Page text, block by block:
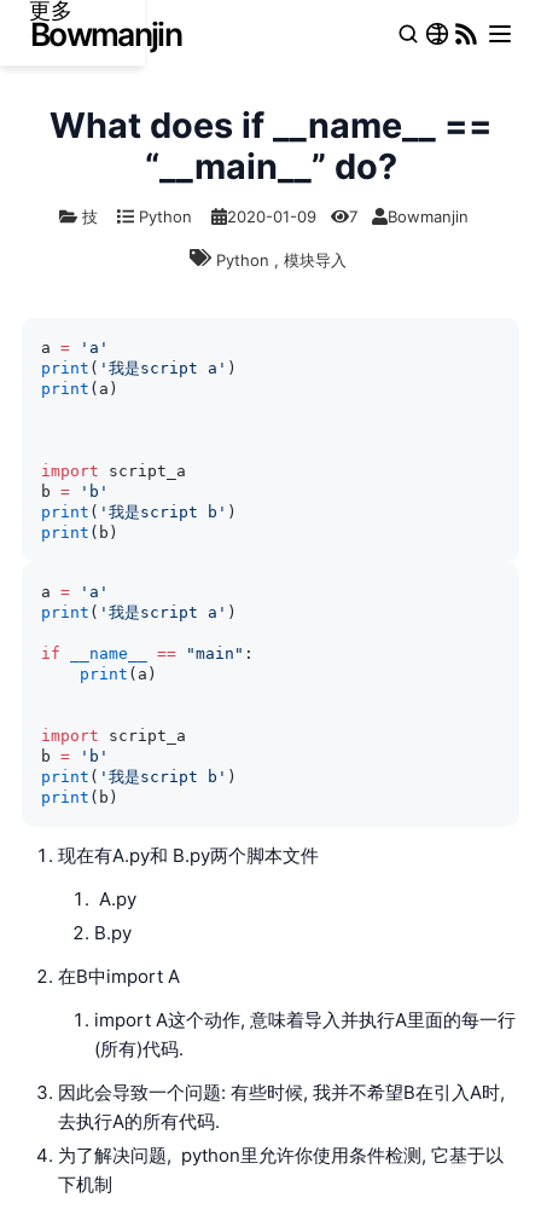
更多
What does if __name__ ==
“__main__” do?
技
Python , 模块导入
Python 2020-01-09 7 Bowmanjin
a = 'a'
print ( '我是script a' )
print (a)
import script_a
b = 'b'
print ( '我是script b' )
print (b)
a = 'a'
print ( '我是script a' )
if __name__ == "main" :
    print
(a)
import script_a
b = 'b'
print ( '我是script b' )
print (b)
现在有A.py和 B.py两个脚本文件
A.py
B.py
在B中import A
import A这个动作, 意味着导入并执行A里面的每一行
(所有)代码.
因此会导致一个问题: 有些时候, 我并不希望B在引入A时,
去执行A的所有代码.
为了解决问题, python里允许你使用条件检测, 它基于以
下机制